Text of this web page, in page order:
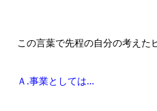
この言葉で先程の自分の考え
Ａ.事業としては…